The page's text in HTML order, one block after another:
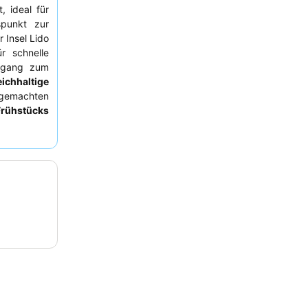
ideal für
zur
Insel Lido
schnelle
zum
gelobt.